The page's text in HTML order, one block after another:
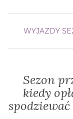
WYJAZDY
Sezon
kiedy